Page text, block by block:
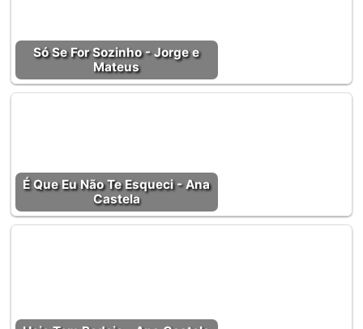
Só Se For Sozinho - Jorge e
Mateus
É Que Eu Não Te Esqueci - Ana
Castela